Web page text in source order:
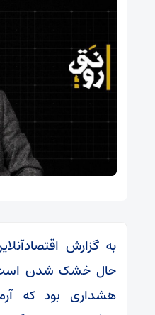
به گزارش
حال خشک شدن
هشداری بود که